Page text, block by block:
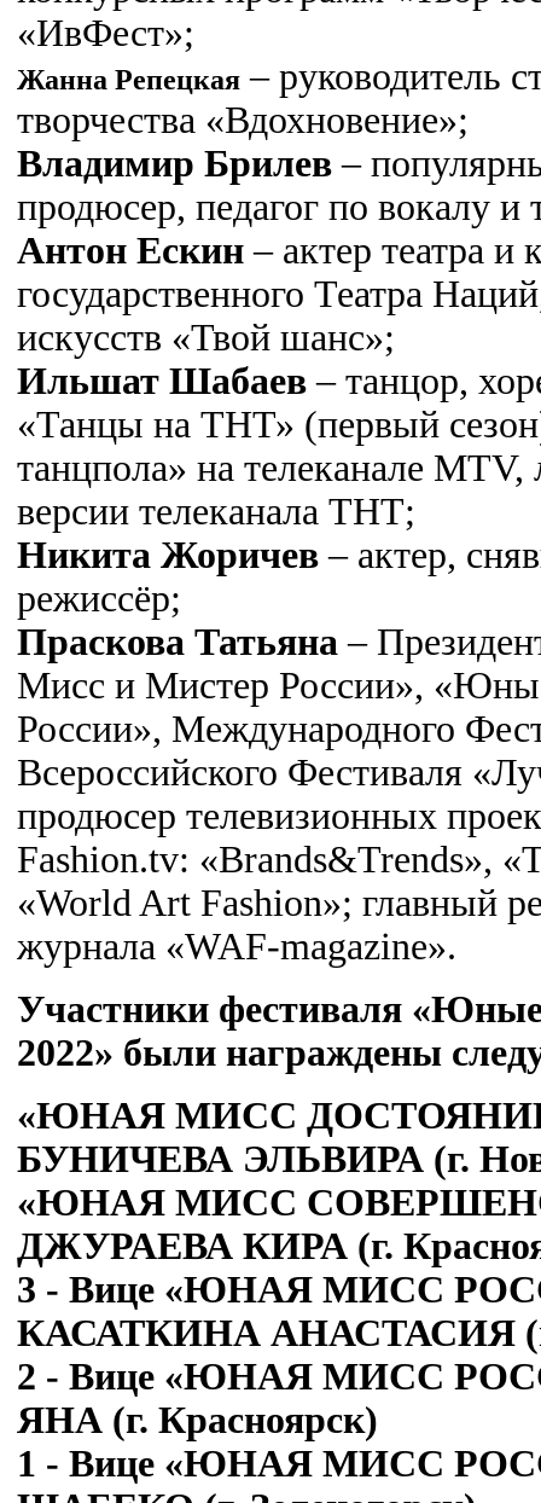
«ИвФест»;
Жанна Репецкая – руководитель
творчества «Вдохновение»;
Владимир Брилев –
продюсер, педагог по вокалу и
Антон Ескин – актер театра и
государственного Театра
искусств «Твой шанс»;
Ильшат Шабаев – танцор,
«Танцы на ТНТ» (первый
танцпола» на телеканале
версии телеканала ТНТ;
Никита Жоричев – актер,
режиссёр;
Праскова Татьяна –
Мисс и Мистер России»,
России», Международного
Всероссийского Фестиваля
продюсер телевизионных
Fashion.tv: «Brands&Trends»,
«World Art Fashion»; главный
журнала «WAF-magazinе».
Участники фестиваля
2022» были награждены
«ЮНАЯ МИСС ДОСТОЯНИЕ
БУНИЧЕВА ЭЛЬВИРА (г.
«ЮНАЯ МИСС
ДЖУРАЕВА КИРА (г.
3 - Вице «ЮНАЯ МИСС
КАСАТКИНА АНАСТАСИЯ (г.
2 - Вице «ЮНАЯ МИСС
ЯНА (г. Красноярск)
1 - Вице «ЮНАЯ МИСС